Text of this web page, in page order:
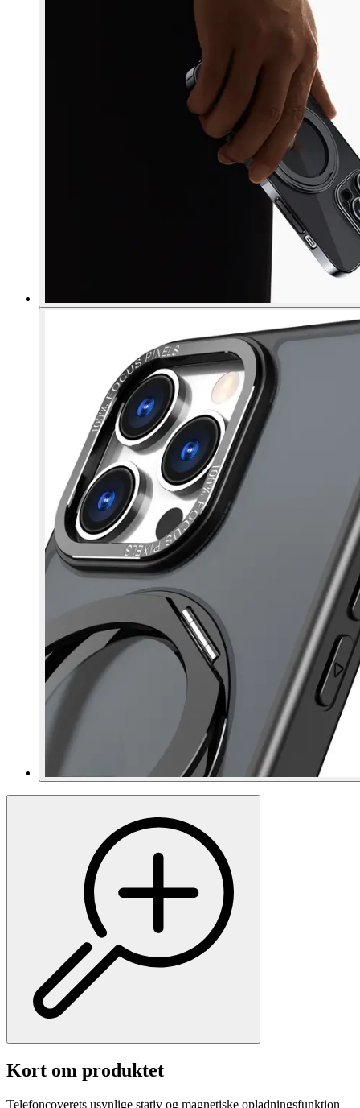
Kort om produktet
Telefoncoverets usynlige stativ og magnetiske opladningsfunktion